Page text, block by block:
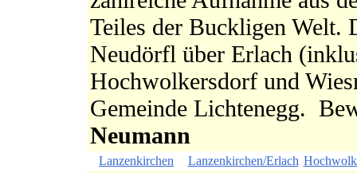
Teiles der Buckligen Welt.
Neudörfl über Erlach
Hochwolkersdorf und
Gemeinde Lichtenegg.
Neumann
Lanzenkirchen Lanzenkirchen/Erlach